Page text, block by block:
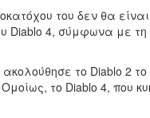
του δεν θα
Diablo 4, σύμφωνα με
το Diablo 2
το Diablo 4, που